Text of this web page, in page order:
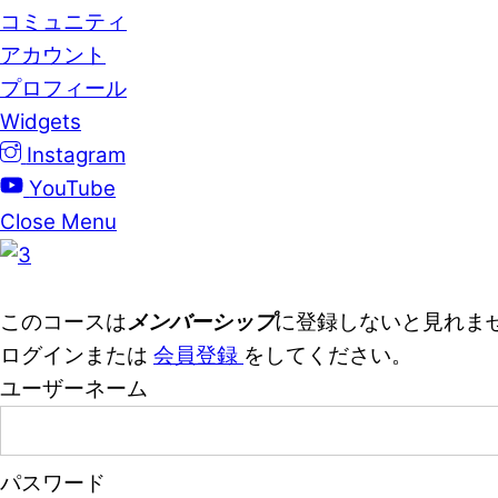
コミュニティ
アカウント
プロフィール
Widgets
Instagram
YouTube
Close Menu
このコースはメンバーシップに登録しないと見れま
ログインまたは 会員登録 をしてください。
ユーザーネーム
パスワード